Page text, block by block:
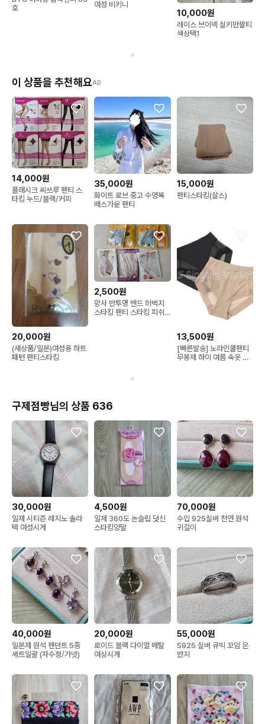
호
여성 비키니
10,000원
레이스 브이넥 실키반팔티
색상택1
이 상품을 추천해요AD
14,000원
플래시크 씨쓰루 팬티 스
타킹 누드/블랙/커피
35,000원
화이트 로브 중고 수영복
배스가운 팬티
15,000원
팬티스타킹(살스)
20,000원
(새상품/일본)여성용 하트
패턴 팬티스타킹
2,500원
망사 반투명 밴드 허벅지
스타킹 팬티 스타킹 피쉬
13,500원
[빠른발송] 노라인쿨팬티
무봉제 하이 여름 속옷 쿨
구제점빵님의 상품 636
30,000원
일제 시티즌 레지노 솔라
텍 여성시계
4,500원
일제 360도 논슬립 덧신
스타킹양말
70,000원
수입 925실버 천연 원석
귀걸이
40,000원
일본제 원석 펜던트 5종
세트일괄 (자수정/가넷)
20,000원
로이드 블랙 다이얼 메탈
여상시계
55,000원
S925 실버 큐빅 꼬임 은
반지